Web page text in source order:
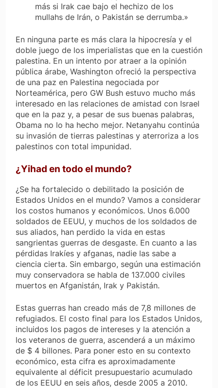
más si Irak cae bajo el hechizo de los
mullahs de Irán, o Pakistán se derrumba.»
En ninguna parte es más clara la hipocresía y el
doble juego de los imperialistas que en la cuestión
palestina. En un intento por atraer a la opinión
pública árabe, Washington ofreció la perspectiva
de una paz en Palestina negociada por
Norteamérica, pero GW Bush estuvo mucho más
interesado en las relaciones de amistad con Israel
que en la paz y, a pesar de sus buenas palabras,
Obama no lo ha hecho mejor. Netanyahu continúa
su invasión de tierras palestinas y aterroriza a los
palestinos con total impunidad.
¿Yihad en todo el mundo?
¿Se ha fortalecido o debilitado la posición de
Estados Unidos en el mundo? Vamos a considerar
los costos humanos y económicos. Unos 6.000
soldados de EEUU, y muchos de los soldados de
sus aliados, han perdido la vida en estas
sangrientas guerras de desgaste. En cuanto a las
pérdidas Irakíes y afganas, nadie las sabe a
ciencia cierta. Sin embargo, según una estimación
muy conservadora se habla de 137.000 civiles
muertos en Afganistán, Irak y Pakistán.
Estas guerras han creado más de 7,8 millones de
refugiados. El costo final para los Estados Unidos,
incluidos los pagos de intereses y la atención a
los veteranos de guerra, ascenderá a un máximo
de $ 4 billones. Para poner esto en su contexto
económico, esta cifra es aproximadamente
equivalente al déficit presupuestario acumulado
de los EEUU en seis años, desde 2005 a 2010.